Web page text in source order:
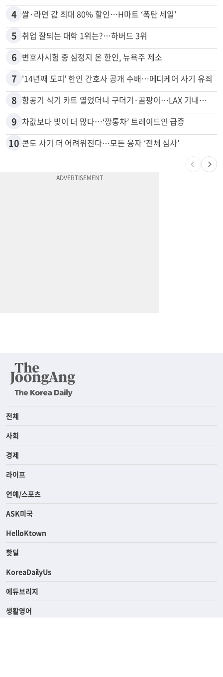
4 쌀·라면 값 최대 80% 할인…H마트 ‘폭탄 세일’
5 취업 잘되는 대학 1위는?…하버드 3위
6 변호사시험 중 심정지 온 한인, 뉴욕주 제소
7 '14년째 도피' 한인 간호사 공개 수배…메디케어 사기 유죄
8 항공기 식기 카트 열었더니 구더기·곰팡이…LAX 기내식 업체 논란
9 차값보다 빚이 더 많다…‘깡통차’ 트레이드인 급증
10 콘도 사기 더 어려워진다…모든 융자 ‘전체 심사’
전체
사회
경제
라이프
연예/스포츠
ASK미국
HelloKtown
핫딜
KoreaDailyUs
에듀브리지
생활영어